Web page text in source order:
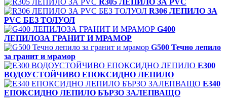
R305 ЛЕПИЛО ЗА PVC
R306 ЛЕПИЛО ЗА
PVC БЕЗ ТОЛУОЛ
G400
ЛЕПИЛОЗА ГРАНИТ И МРАМОP
G500 Течно лепило
за гранит и мрамор
E300
ВОДОУСТОЙЧИВО ЕПОКСИДНО ЛЕПИЛО
E340
ЕПОКСИДНО ЛЕПИЛО БЪРЗО ЗАЛЕПВАЩО